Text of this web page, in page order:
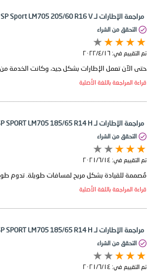
مراجعة الإطارات لـ Dunlop SP Sport LM705 205/60 R16 V
التحقق من الشراء
تم التقييم في: ١٦‏/٤‏/٢٠٢٢
حتى الآن تعمل الإطارات بشكل جيد، وكانت الخدمة
قراءة المراجعة باللغة الأصلية
مراجعة الإطارات لـ Dunlop SP SPORT LM705 185/65 R14 H
التحقق من الشراء
تم التقييم في: ١٤‏/٦‏/٢٠٢١
مُصممة للقيادة بشكل مريح لمسافات طويلة. تدوم
قراءة المراجعة باللغة الأصلية
مراجعة الإطارات لـ Dunlop SP SPORT LM705 185/65 R14 H
التحقق من الشراء
تم التقييم في: ١٤‏/٦‏/٢٠٢١